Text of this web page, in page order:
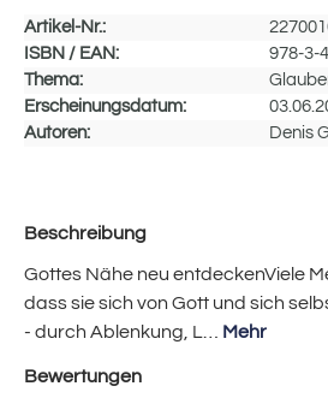
Artikel-Nr.:
ISBN / EAN:
978-3-
Thema:
Erscheinungsdatum:
Autoren:
Denis
Beschreibung
Gottes Nähe neu entdeckenViele
dass sie sich von Gott und sich
- durch Ablenkung, L… Mehr
Bewertungen